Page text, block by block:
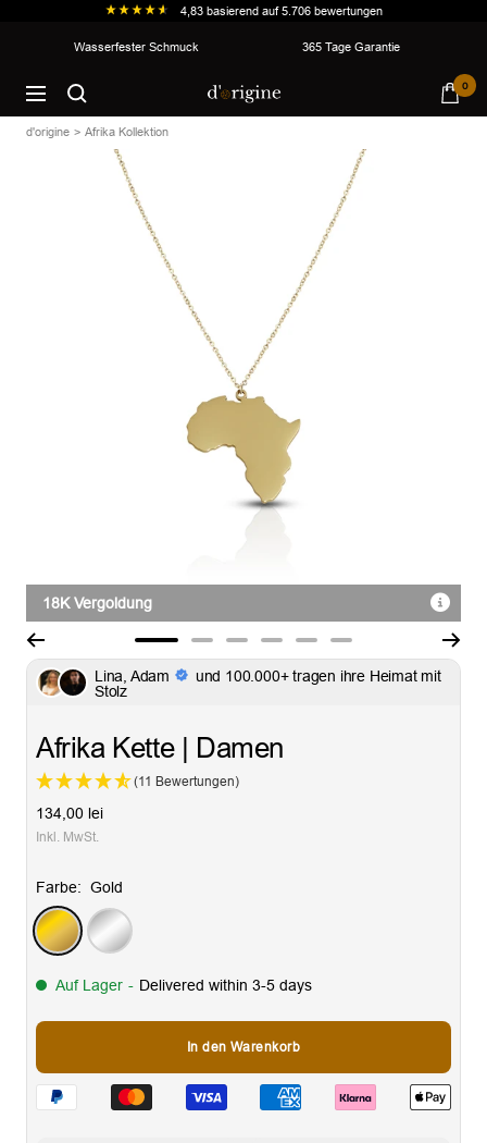
4,83 basierend auf5.706 bewertungen
Inhalt
Wasserfester Schmuck 365 Tage Garantie
Navigation
d'origine 0
d'origine Afrika Kollektion
18K Vergoldung
Slide
Slide SlideSlideSlideSlide
Lina, Adam
und 100.000+ tragen ihre Heimat mit
Stolz
Afrika Kette | Damen
(11 Bewertungen)
Angebotspreis
134,00 lei
Inkl. MwSt.
Farbe: Gold
Gold
Silber
Auf Lager - Delivered within 3-5 days
In den Warenkorb